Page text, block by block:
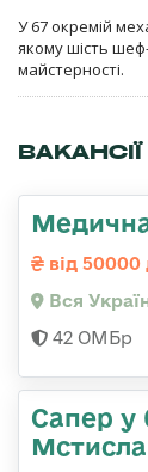
У 67 окремій
якому шість
майстерності.
ВАКАНСІЇ
від 50000
Вся
42 ОМБр
Сапер у